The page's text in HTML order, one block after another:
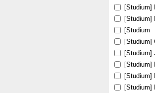
[Studium]
[Studium]
[Studium
[Studium]
[Studium]
[Studium]
[Studium]
[Studium]